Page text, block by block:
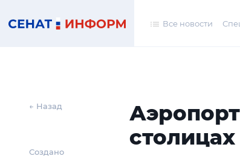
Все новости
← Назад
Создано